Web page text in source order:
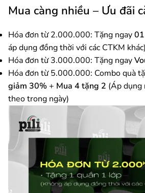
Mua càng nhiều – Ưu đãi
Hóa đơn từ 2.000.000: Tặng ngay
áp dụng đồng thời với các CTKM khác)
Hóa đơn từ 3.000.000: Tặng ngay
Hóa đơn từ 5.000.000: Combo quà
giảm 30%+ Mua 4 tặng 2 (Áp dụng
theo trong ngày)